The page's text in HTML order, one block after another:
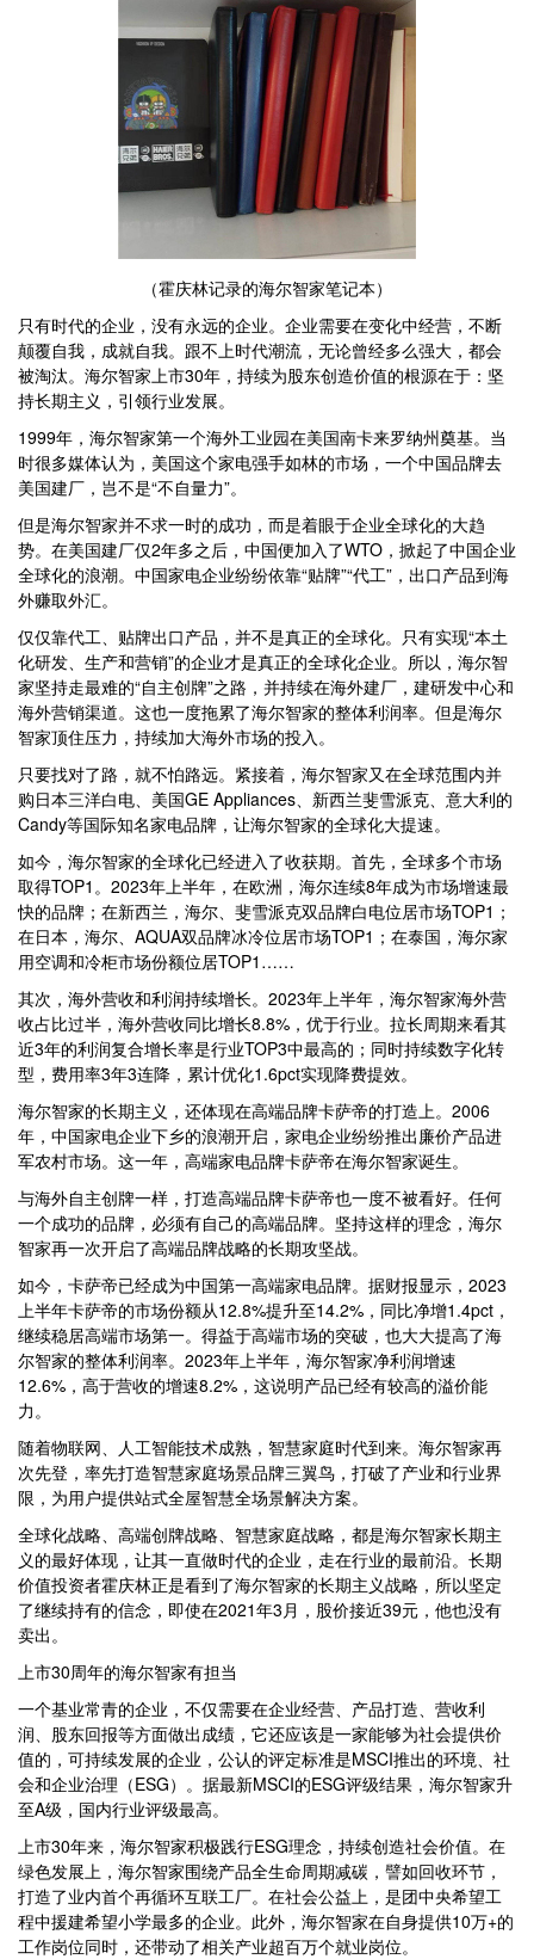
（霍庆林记录的海尔智家笔记本）
只有时代的企业，没有永远的企业。企业需要在变化中经营，不断
颠覆自我，成就自我。跟不上时代潮流，无论曾经多么强大，都会
被淘汰。海尔智家上市30年，持续为股东创造价值的根源在于：坚
持长期主义，引领行业发展。
1999年，海尔智家第一个海外工业园在美国南卡来罗纳州奠基。当
时很多媒体认为，美国这个家电强手如林的市场，一个中国品牌去
美国建厂，岂不是“不自量力”。
但是海尔智家并不求一时的成功，而是着眼于企业全球化的大趋
势。在美国建厂仅2年多之后，中国便加入了WTO，掀起了中国企业
全球化的浪潮。中国家电企业纷纷依靠“贴牌”“代工”，出口产品到海
外赚取外汇。
仅仅靠代工、贴牌出口产品，并不是真正的全球化。只有实现“本土
化研发、生产和营销”的企业才是真正的全球化企业。所以，海尔智
家坚持走最难的“自主创牌”之路，并持续在海外建厂，建研发中心和
海外营销渠道。这也一度拖累了海尔智家的整体利润率。但是海尔
智家顶住压力，持续加大海外市场的投入。
只要找对了路，就不怕路远。紧接着，海尔智家又在全球范围内并
购日本三洋白电、美国GE Appliances、新西兰斐雪派克、意大利的
Candy等国际知名家电品牌，让海尔智家的全球化大提速。
如今，海尔智家的全球化已经进入了收获期。首先，全球多个市场
取得TOP1。2023年上半年，在欧洲，海尔连续8年成为市场增速最
快的品牌；在新西兰，海尔、斐雪派克双品牌白电位居市场TOP1；
在日本，海尔、AQUA双品牌冰冷位居市场TOP1；在泰国，海尔家
用空调和冷柜市场份额位居TOP1……
其次，海外营收和利润持续增长。2023年上半年，海尔智家海外营
收占比过半，海外营收同比增长8.8%，优于行业。拉长周期来看其
近3年的利润复合增长率是行业TOP3中最高的；同时持续数字化转
型，费用率3年3连降，累计优化1.6pct实现降费提效。
海尔智家的长期主义，还体现在高端品牌卡萨帝的打造上。2006
年，中国家电企业下乡的浪潮开启，家电企业纷纷推出廉价产品进
军农村市场。这一年，高端家电品牌卡萨帝在海尔智家诞生。
与海外自主创牌一样，打造高端品牌卡萨帝也一度不被看好。任何
一个成功的品牌，必须有自己的高端品牌。坚持这样的理念，海尔
智家再一次开启了高端品牌战略的长期攻坚战。
如今，卡萨帝已经成为中国第一高端家电品牌。据财报显示，2023
上半年卡萨帝的市场份额从12.8%提升至14.2%，同比净增1.4pct，
继续稳居高端市场第一。得益于高端市场的突破，也大大提高了海
尔智家的整体利润率。2023年上半年，海尔智家净利润增速
12.6%，高于营收的增速8.2%，这说明产品已经有较高的溢价能
力。
随着物联网、人工智能技术成熟，智慧家庭时代到来。海尔智家再
次先登，率先打造智慧家庭场景品牌三翼鸟，打破了产业和行业界
限，为用户提供站式全屋智慧全场景解决方案。
全球化战略、高端创牌战略、智慧家庭战略，都是海尔智家长期主
义的最好体现，让其一直做时代的企业，走在行业的最前沿。长期
价值投资者霍庆林正是看到了海尔智家的长期主义战略，所以坚定
了继续持有的信念，即使在2021年3月，股价接近39元，他也没有
卖出。
上市30周年的海尔智家有担当
一个基业常青的企业，不仅需要在企业经营、产品打造、营收利
润、股东回报等方面做出成绩，它还应该是一家能够为社会提供价
值的，可持续发展的企业，公认的评定标准是MSCI推出的环境、社
会和企业治理（ESG）。据最新MSCI的ESG评级结果，海尔智家升
至A级，国内行业评级最高。
上市30年来，海尔智家积极践行ESG理念，持续创造社会价值。在
绿色发展上，海尔智家围绕产品全生命周期减碳，譬如回收环节，
打造了业内首个再循环互联工厂。在社会公益上，是团中央希望工
程中援建希望小学最多的企业。此外，海尔智家在自身提供10万+的
工作岗位同时，还带动了相关产业超百万个就业岗位。